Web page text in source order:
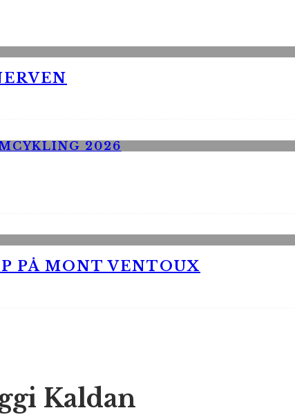
PÅ MONT VENTOUX
Kaldan